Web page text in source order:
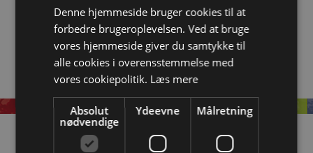
Download tegning
Information
Denne hjemmeside bruger cookies til at
forbedre brugeroplevelsen. Ved at bruge
vores hjemmeside giver du samtykke til
alle cookies i overensstemmelse med
vores cookiepolitik. Læs mere
Absolut
nødvendige
Ydeevne Målretning